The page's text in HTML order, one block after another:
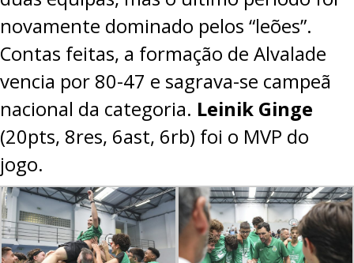
novamente dominado pelos “leões”.
Contas feitas, a formação de Alvalade
vencia por 80-47 e sagrava-se campeã
nacional da categoria. Leinik Ginge
(20pts, 8res, 6ast, 6rb) foi o MVP do
jogo.